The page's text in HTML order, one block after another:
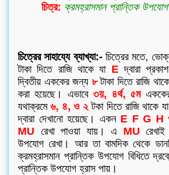
চিত্র: ক্রমহ্রাসমান প্রান্তিক উপযোগ
চিত্রের সাহায্যে ব্যাখ্যা:- চিত্রের মতে,
টাকা দিতে রাজি থাকে যা Eদ্বারা
দ্বিতীয় এককের জন্য ৮টাকা দিতে রাজি
করা হয়েছে। এভাবে৩য়, ৪র্থ, ৫ম
যথাক্রমে৬, ৪, ও ২ টকা দিতে রাজি থাকে
দ্বারা দেখানো হয়েছে। একন E F G H
MU রেখা পাওয়া যায়। এ MU
উপযোগ রেখা। আর তা বামদিক থেকে
ক্রমহ্রাসমান প্রান্তিক উপযোগ বিধিতে
প্রান্তিক উপযোগ হ্রাস পায়।